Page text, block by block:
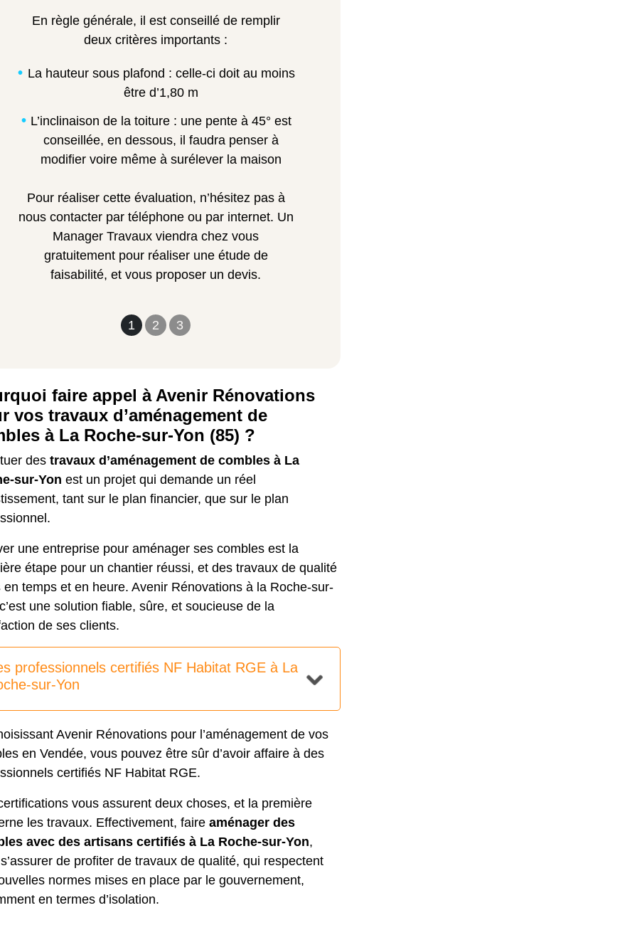
1 2 3
En règle générale, il est conseillé de remplir
deux critères importants :
La hauteur sous plafond : celle-ci doit au moins
être d’1,80 m
L’inclinaison de la toiture : une pente à 45° est
conseillée, en dessous, il faudra penser à
modifier voire même à surélever la maison
Pour réaliser cette évaluation, n’hésitez pas à
nous contacter par téléphone ou par internet. Un
Manager Travaux viendra chez vous
gratuitement pour réaliser une étude de
faisabilité, et vous proposer un devis.
faire appel à Avenir Rénovations
vos travaux d’aménagement de
à La Roche-sur-Yon (85) ?
des travaux d’aménagement de combles à La
sur-Yon est un projet qui demande un réel
tant sur le plan financier, que sur le plan
une entreprise pour aménager ses combles est la
étape pour un chantier réussi, et des travaux de qualité
en temps et en heure. Avenir Rénovations à la Roche-sur-
une solution fiable, sûre, et soucieuse de la
de ses clients.
professionnels certifiés NF Habitat RGE à La
sur-Yon
Avenir Rénovations pour l’aménagement de vos
en Vendée, vous pouvez être sûr d’avoir affaire à des
certifiés NF Habitat RGE.
vous assurent deux choses, et la première
les travaux. Effectivement, faire aménager des
avec des artisans certifiés à La Roche-sur-Yon,
s’assurer de profiter de travaux de qualité, qui respectent
normes mises en place par le gouvernement,
en termes d’isolation.